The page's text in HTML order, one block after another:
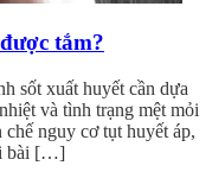
tắm?
sốt xuất huyết cần dựa
và tình trạng mệt mỏi
nguy cơ tụt huyết áp,
bài […]